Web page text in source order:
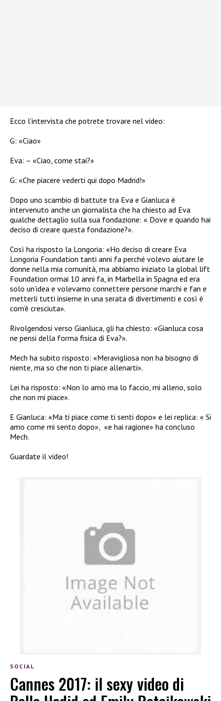
Ecco l’intervista che potrete trovare nel video:
G: «Ciao»
Eva: – «Ciao, come stai?»
G: «Che piacere vederti qui dopo Madrid!»
Dopo uno scambio di battute tra Eva e Gianluca è
intervenuto anche un giornalista che ha chiesto ad Eva
qualche dettaglio sulla sua fondazione: « Dove e quando hai
deciso di creare questa fondazione?».
Così ha risposto la Longoria: «Ho deciso di creare Eva
Longoria Foundation tanti anni fa perché volevo aiutare le
donne nella mia comunità, ma abbiamo iniziato la global lift
Foundation ormai 10 anni fa, in Marbella in Spagna ed era
solo un’idea e volevamo connettere persone marchi e fan e
metterli tutti insieme in una serata di divertimenti e così è
com’è cresciuta».
Rivolgendosi verso Gianluca, gli ha chiesto: «Gianluca cosa
ne pensi della forma fisica di Eva?».
Mech ha subito risposto: «Meravigliosa non ha bisogno di
niente, ma so che non ti piace allenarti».
Lei ha risposto: «Non lo amo ma lo faccio, mi alleno, solo
che non mi piace».
E Gianluca: «Ma ti piace come ti senti dopo» e lei replica: « Si
amo come mi sento dopo», «e hai ragione» ha concluso
Mech.
Guardate il video!
SOCIAL
Cannes 2017: il sexy video di